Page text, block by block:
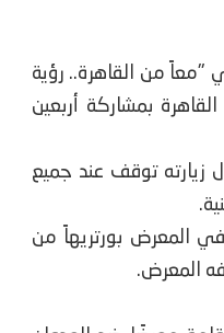
"معاً من القاهرة.. رؤية
بمشاركة أربعين
زيارته توقف عند جميع
في المعرض بورتريهاً من
المعرض.